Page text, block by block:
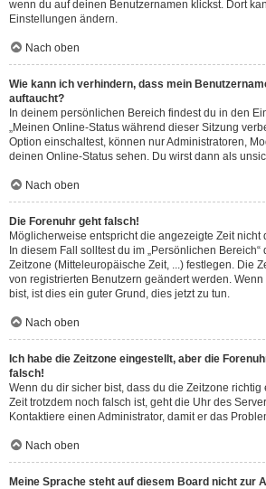
wenn du auf deinen Benutzernamen klickst. Dort
Einstellungen ändern.
Nach oben
Wie kann ich verhindern, dass mein
auftaucht?
In deinem persönlichen Bereich findest du in den
„Meinen Online-Status während dieser Sitzung
Option einschaltest, können nur Administratoren,
deinen Online-Status sehen. Du wirst dann als
Nach oben
Die Forenuhr geht falsch!
Möglicherweise entspricht die angezeigte Zeit
In diesem Fall solltest du im „Persönlichen
Zeitzone (Mitteleuropäische Zeit, ...) festlegen. Die
von registrierten Benutzern geändert werden.
bist, ist dies ein guter Grund, dies jetzt zu tun.
Nach oben
Ich habe die Zeitzone eingestellt, aber die
falsch!
Wenn du dir sicher bist, dass du die Zeitzone richtig
Zeit trotzdem noch falsch ist, geht die Uhr des
Kontaktiere einen Administrator, damit er das
Nach oben
Meine Sprache steht auf diesem Board nicht zur